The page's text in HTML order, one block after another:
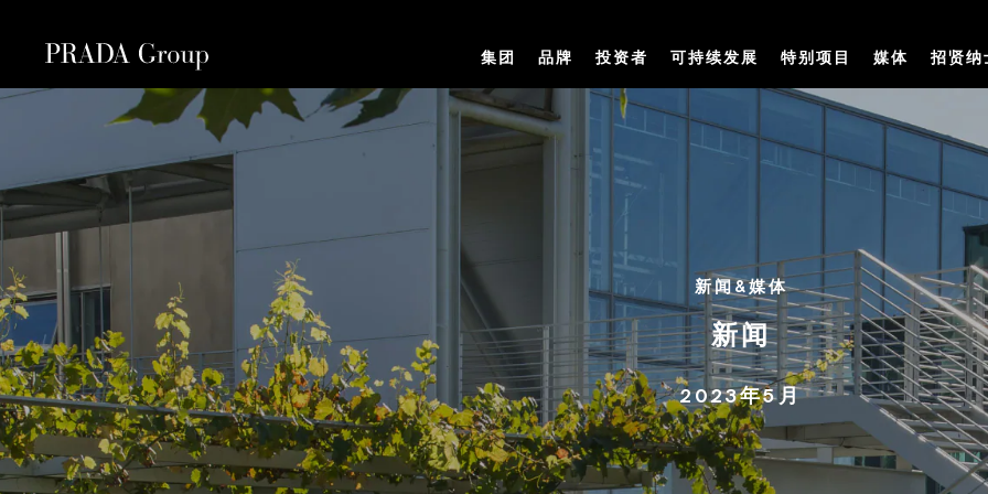
集团 品牌 投资者 可持续发展 特别项目 媒体 招贤纳
新闻&媒体
新闻
2023年5月